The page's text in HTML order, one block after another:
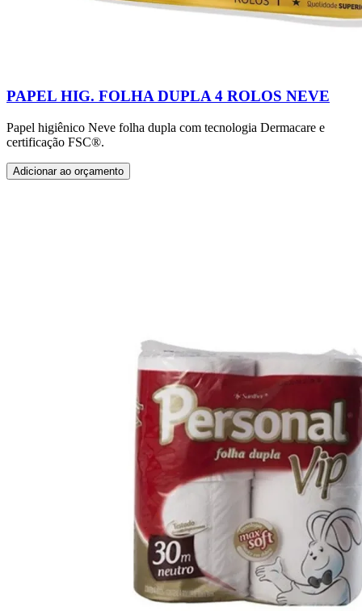
PAPEL HIG. FOLHA DUPLA 4 ROLOS NEVE
Papel higiênico Neve folha dupla com tecnologia Dermacare e
certificação FSC®.
Adicionar ao orçamento